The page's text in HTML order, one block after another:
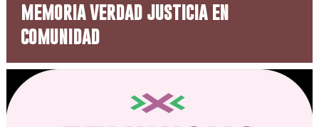
memoria verdad justicia en
comunidad